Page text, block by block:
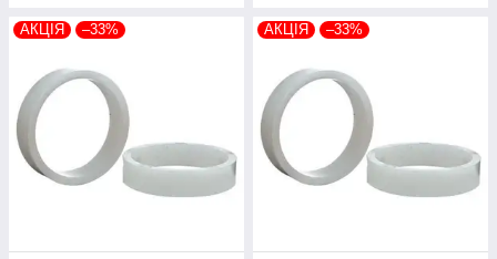
АКЦІЯ –33% АКЦІЯ –33%